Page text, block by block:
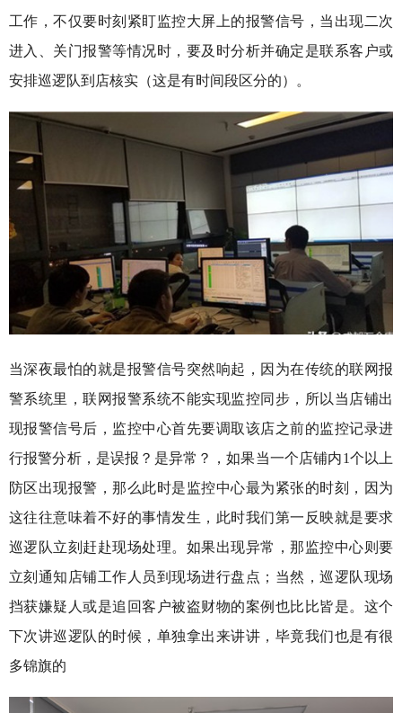
工作，不仅要时刻紧盯监控大屏上的报警信号，当出现二次
进入、关门报警等情况时，要及时分析并确定是联系客户或
安排巡逻队到店核实（这是有时间段区分的）。
当深夜最怕的就是报警信号突然响起，因为在传统的联网报
警系统里，联网报警系统不能实现监控同步，所以当店铺出
现报警信号后，监控中心首先要调取该店之前的监控记录进
行报警分析，是误报？是异常？，如果当一个店铺内1个以上
防区出现报警，那么此时是监控中心最为紧张的时刻，因为
这往往意味着不好的事情发生，此时我们第一反映就是要求
巡逻队立刻赶赴现场处理。如果出现异常，那监控中心则要
立刻通知店铺工作人员到现场进行盘点；当然，巡逻队现场
挡获嫌疑人或是追回客户被盗财物的案例也比比皆是。这个
下次讲巡逻队的时候，单独拿出来讲讲，毕竟我们也是有很
多锦旗的